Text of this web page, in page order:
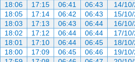
14/
06:43
06:41
17:15
18:06
15/
06:43
06:42
17:14
18:05
16/
06:44
06:43
17:13
18:03
17/
06:44
06:44
17:12
18:02
18/
06:45
06:44
17:10
18:01
19/
06:46
06:45
17:09
18:00